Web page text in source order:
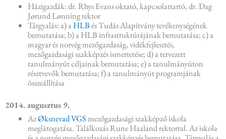
Házigazdák: dr. Rhys Evans oktató, kapcsolattartó, dr. Dag
Jørund Lønning rektor
Tárgyalás: a) aHLBés Tudás Alapítvány tevékenységének
bemutatása; b) a HLB infrastruktúrájának bemutatása; c) a
magyar és norvég mezőgazdaság, vidékfejlesztés,
mezőgazdasági szakképzés ismertetése; d) a tervezett
tanulmányút céljainak bemutatása; e) a tanulmányúton
résztvevők bemutatása; f) a tanulmányút programjának
összeállítása
2014. augusztus 9.
AzØksnevad VGSmezőgazdasági szakképző iskola
meglátogatása. Találkozás Rune Haaland rektorral. Az iskola